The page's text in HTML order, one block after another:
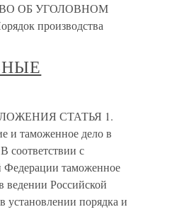
ОБ УГОЛОВНОМ
производства
СТАТЬЯ 1.
и таможенное дело в
соответствии с
Федерации таможенное
ведении Российской
установлении порядка и